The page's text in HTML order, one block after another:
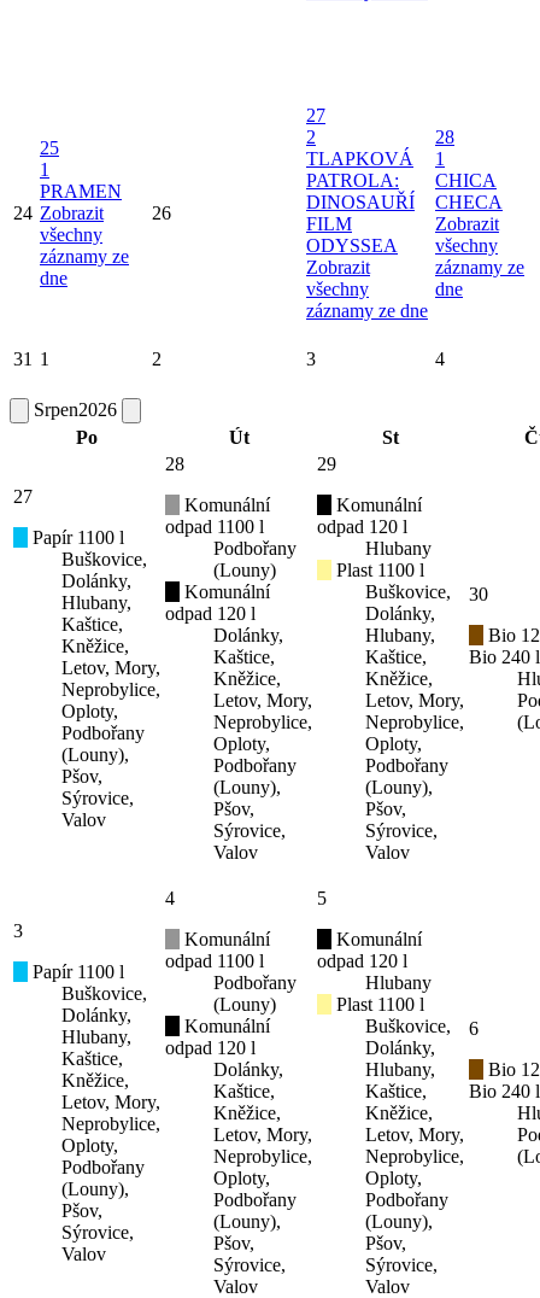
24
25
1
PRAMEN
Zobrazit
všechny
záznamy ze
dne
26
27
2
TLAPKOVÁ
PATROLA:
DINOSAUŘÍ
FILM
ODYSSEA
Zobrazit
všechny
záznamy ze dne
28
1
CHICA
CHECA
Zobrazit
všechny
záznamy ze
dne
31 1 2 3 4
Srpen2026
Po
Út St
27
Papír 1100 l
Buškovice,
Dolánky,
Hlubany,
Kaštice,
Kněžice,
Letov, Mory,
Neprobylice,
Oploty,
Podbořany
(Louny),
Pšov,
Sýrovice,
Valov
28
Komunální
odpad 1100 l
Podbořany
(Louny)
Komunální
odpad 120 l
Dolánky,
Kaštice,
Kněžice,
Letov, Mory,
Neprobylice,
Oploty,
Podbořany
(Louny),
Pšov,
Sýrovice,
Valov
29
Komunální
odpad 120 l
Hlubany
Plast 1100 l
Buškovice,
Dolánky,
Hlubany,
Kaštice,
Kněžice,
Letov, Mory,
Neprobylice,
Oploty,
Podbořany
(Louny),
Pšov,
Sýrovice,
Valov
30
Bio
Bio 240 l
3
Papír 1100 l
Buškovice,
Dolánky,
Hlubany,
Kaštice,
Kněžice,
Letov, Mory,
Neprobylice,
Oploty,
Podbořany
(Louny),
Pšov,
Sýrovice,
Valov
4
Komunální
odpad 1100 l
Podbořany
(Louny)
Komunální
odpad 120 l
Dolánky,
Kaštice,
Kněžice,
Letov, Mory,
Neprobylice,
Oploty,
Podbořany
(Louny),
Pšov,
Sýrovice,
Valov
5
Komunální
odpad 120 l
Hlubany
Plast 1100 l
Buškovice,
Dolánky,
Hlubany,
Kaštice,
Kněžice,
Letov, Mory,
Neprobylice,
Oploty,
Podbořany
(Louny),
Pšov,
Sýrovice,
Valov
6
Bio
Bio 240 l